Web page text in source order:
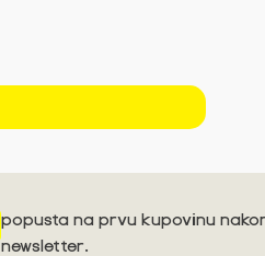
popusta na prvu kupovinu
newsletter.